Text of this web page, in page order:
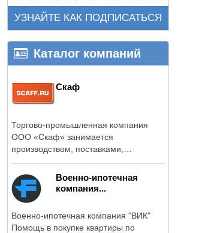
УЗНАЙТЕ КАК ПОДПИСАТЬСЯ
Каталог компаний
Скаф
Торгово-промышленная компания
ООО «Скаф» занимается
производством, поставками,
Военно-ипотечная
компания...
Военно-ипотечная компания "ВИК"
Помощь в покупке квартиры по